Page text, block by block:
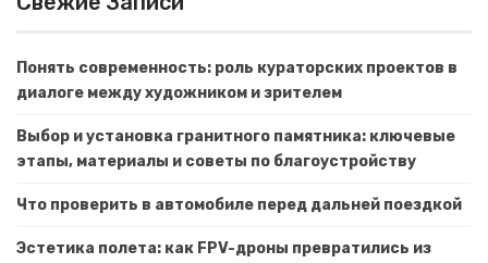
Понять современность: роль кураторских проектов в
диалоге между художником и зрителем
Выбор и установка гранитного памятника: ключевые
этапы, материалы и советы по благоустройству
Что проверить в автомобиле перед дальней поездкой
Эстетика полета: как FPV-дроны превратились из